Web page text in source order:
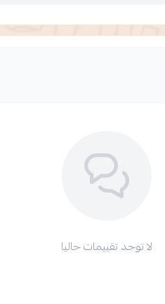
لا توجد تقييمات حاليا